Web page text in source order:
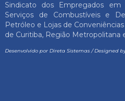
Sindicato dos Empregados em
Serviços de Combustíveis e
Petróleo e Lojas de
de Curitiba, Região Metropolitana
Desenvolvido por Direta Sistemas/Designed